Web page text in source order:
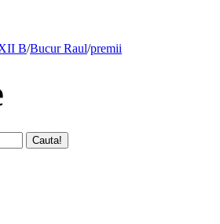
B/Bucur Raul/premii